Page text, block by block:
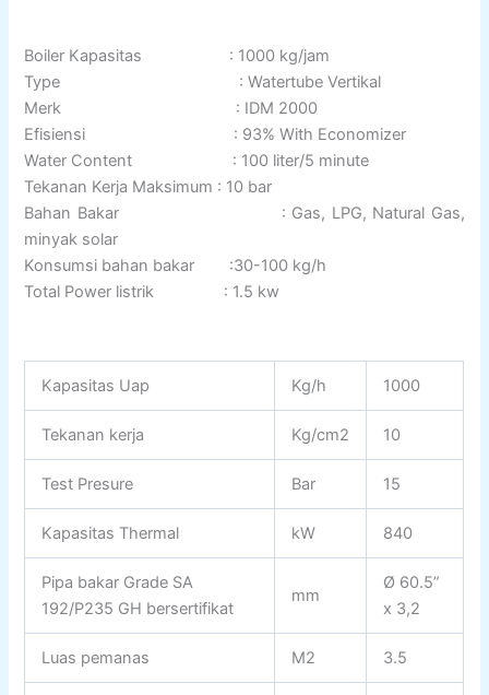
Boiler Kapasitas : 1000 kg/jam
Type : Watertube Vertikal
Merk : IDM 2000
Efisiensi : 93% With Economizer
Water Content : 100 liter/5 minute
Tekanan Kerja Maksimum : 10 bar
Bahan Bakar : Gas, LPG, Natural Gas,
minyak solar
Konsumsi bahan bakar :30-100 kg/h
Total Power listrik : 1.5 kw
Kapasitas Uap Kg/h 1000
Tekanan kerja Kg/cm2 10
Test Presure Bar 15
Kapasitas Thermal kW 840
Pipa bakar Grade SA
192/P235 GH bersertifikat
mm
Ø 60.5”
x 3,2
Luas pemanas M2 3.5